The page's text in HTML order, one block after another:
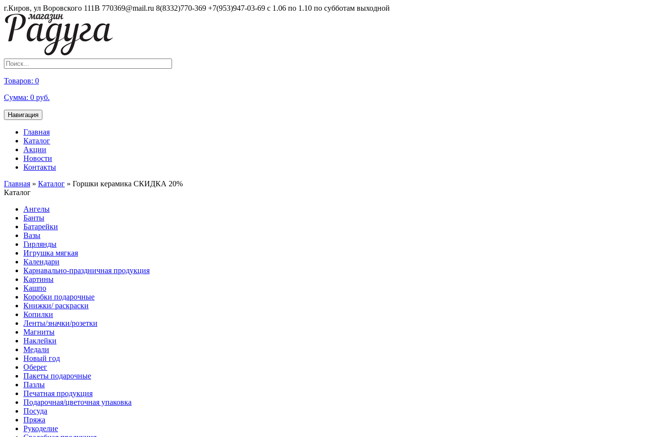
г.Киров, ул Воровского 111В 770369@mail.ru 8(8332)770-369 +7(953)947-03-69 с 1.06 по 1.10 по субботам выходной
Товаров: 0
Сумма: 0 руб.
Навигация
Главная
Каталог
Акции
Новости
Контакты
Главная » Каталог » Горшки керамика СКИДКА 20%
Каталог
Ангелы
Банты
Батарейки
Вазы
Гирлянды
Игрушка мягкая
Календари
Карнавально-праздничная продукция
Картины
Кашпо
Коробки подарочные
Книжки/ раскраски
Копилки
Ленты/значки/розетки
Магниты
Наклейки
Медали
Новый год
Оберег
Пакеты подарочные
Пазлы
Печатная продукция
Подарочная/цветочная упаковка
Посуда
Пряжа
Рукоделие